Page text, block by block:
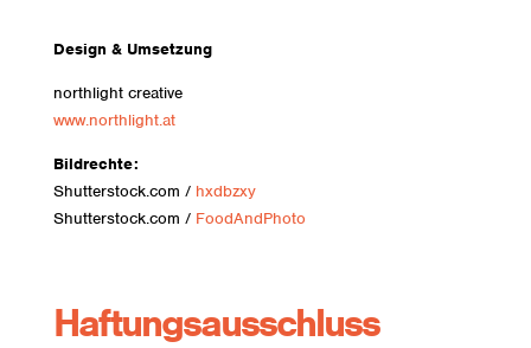
Design & Umsetzung
northlight creative
www.northlight.at
Bildrechte:
Shutterstock.com / hxdbzxy
Shutterstock.com / FoodAndPhoto
Haftungsausschluss